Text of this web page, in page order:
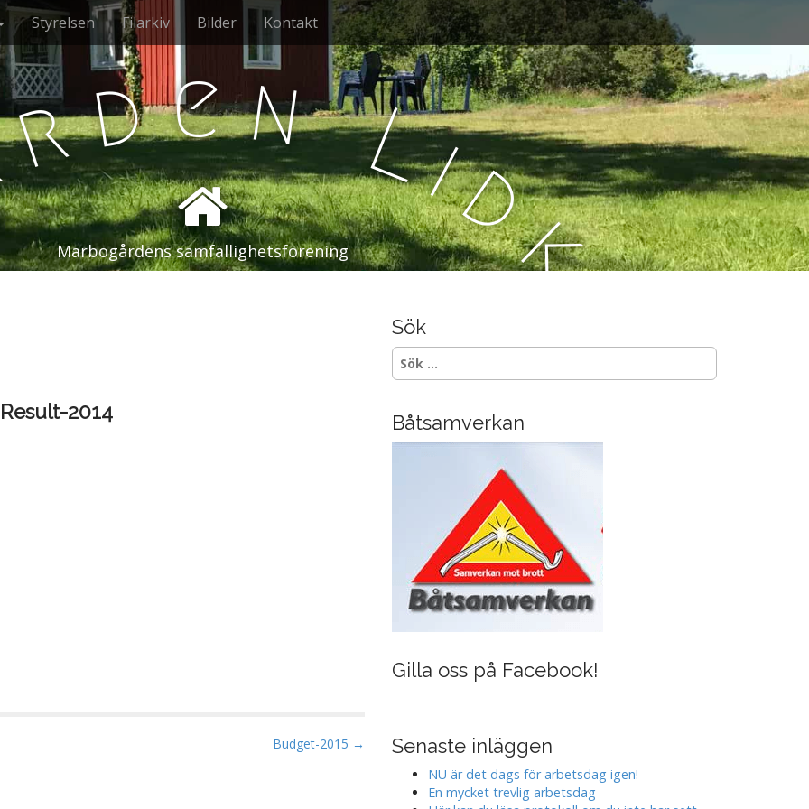
Styrelsen Filarkiv Bilder Kontakt
rd e n Li
dk
p
Marbogårdens samfällighetsförening
2014
Budget-2015 →
Sök
Sök
efter:
Båtsamverkan
Gilla oss på Facebook!
Senaste inläggen
NU är det dags för arbetsdag igen!
En mycket trevlig arbetsdag